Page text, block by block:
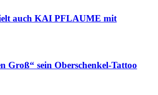
auch KAI PFLAUME mit
Groß“ sein Oberschenkel-Tattoo